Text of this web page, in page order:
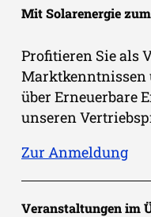
Mit Solarenergie
Profitieren Sie als
Marktkenntnissen
über Erneuerbare
unseren
Zur Anmeldung
Veranstaltungen im